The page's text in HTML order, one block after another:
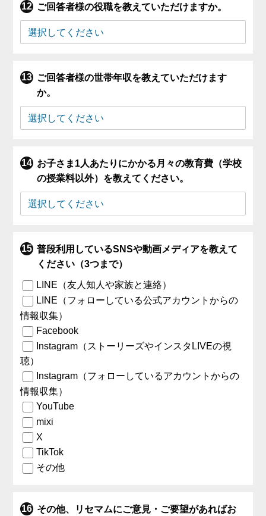
ご回答者様の役職を教えていただけますか。
ご回答者様の世帯年収を教えていただけます
か。
お子さま1人あたりにかかる月々の教育費（学校
の授業料以外）を教えてください。
普段利用しているSNSや動画メディアを教えて
ください（3つまで）
LINE（友人知人や家族と連絡）
LINE（フォローしている公式アカウントからの
情報収集）
Facebook
Instagram（ストーリーズやインスタLIVEの視
聴）
Instagram（フォローしているアカウントからの
情報収集）
YouTube
mixi
X
TikTok
その他
その他、リセマムにご意見・ご要望があればお